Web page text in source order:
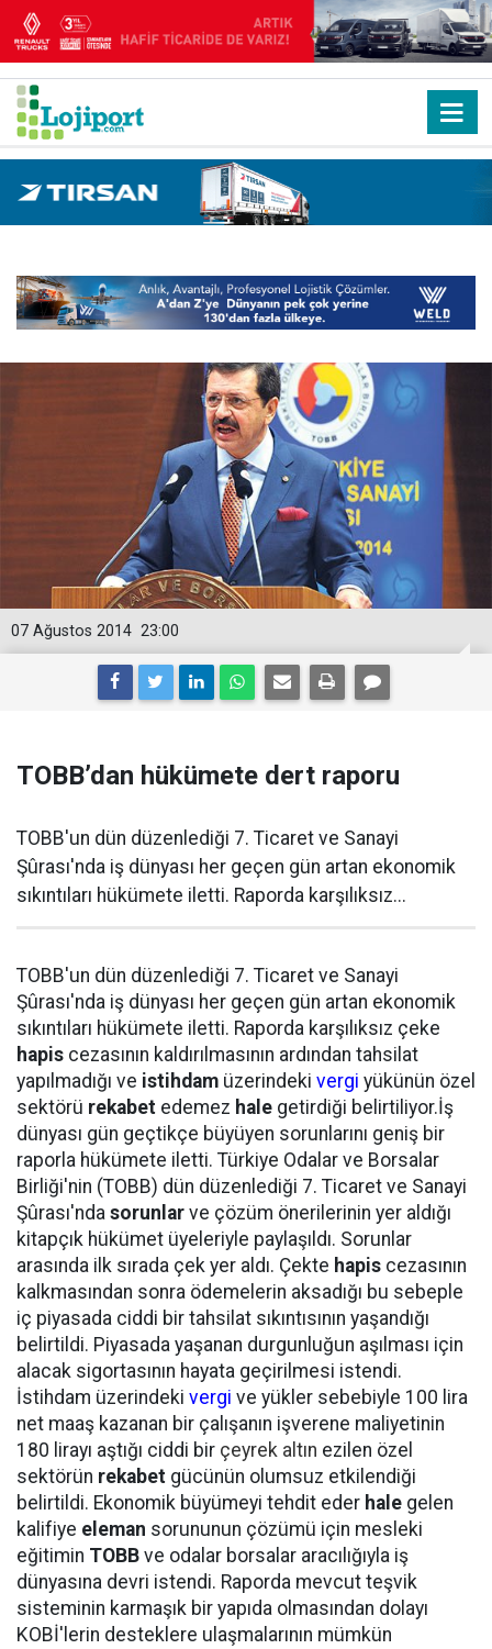
23:00
07 Ağustos 2014
TOBB’dan hükümete dert raporu
TOBB'un dün düzenlediği 7. Ticaret ve Sanayi
Şûrası'nda iş dünyası her geçen gün artan ekonomik
sıkıntıları hükümete iletti. Raporda karşılıksız...
TOBB'un dün düzenlediği 7. Ticaret ve Sanayi
Şûrası'nda iş dünyası her geçen gün artan ekonomik
sıkıntıları hükümete iletti. Raporda karşılıksız çeke
hapis cezasının kaldırılmasının ardından tahsilat
yapılmadığı ve istihdam üzerindeki vergi yükünün özel
sektörü rekabet edemez hale getirdiği belirtiliyor.İş
dünyası gün geçtikçe büyüyen sorunlarını geniş bir
raporla hükümete iletti. Türkiye Odalar ve Borsalar
Birliği'nin (TOBB) dün düzenlediği 7. Ticaret ve Sanayi
Şûrası'nda sorunlar ve çözüm önerilerinin yer aldığı
kitapçık hükümet üyeleriyle paylaşıldı. Sorunlar
arasında ilk sırada çek yer aldı. Çekte hapis cezasının
kalkmasından sonra ödemelerin aksadığı bu sebeple
iç piyasada ciddi bir tahsilat sıkıntısının yaşandığı
belirtildi. Piyasada yaşanan durgunluğun aşılması için
alacak sigortasının hayata geçirilmesi istendi.
İstihdam üzerindeki vergi ve yükler sebebiyle 100 lira
net maaş kazanan bir çalışanın işverene maliyetinin
180 lirayı aştığı ciddi bir çeyrek altın ezilen özel
sektörün rekabet gücünün olumsuz etkilendiği
belirtildi. Ekonomik büyümeyi tehdit eder hale gelen
kalifiye eleman sorununun çözümü için mesleki
eğitimin TOBB ve odalar borsalar aracılığıyla iş
dünyasına devri istendi. Raporda mevcut teşvik
sisteminin karmaşık bir yapıda olmasından dolayı
KOBİ'lerin desteklere ulaşmalarının mümkün